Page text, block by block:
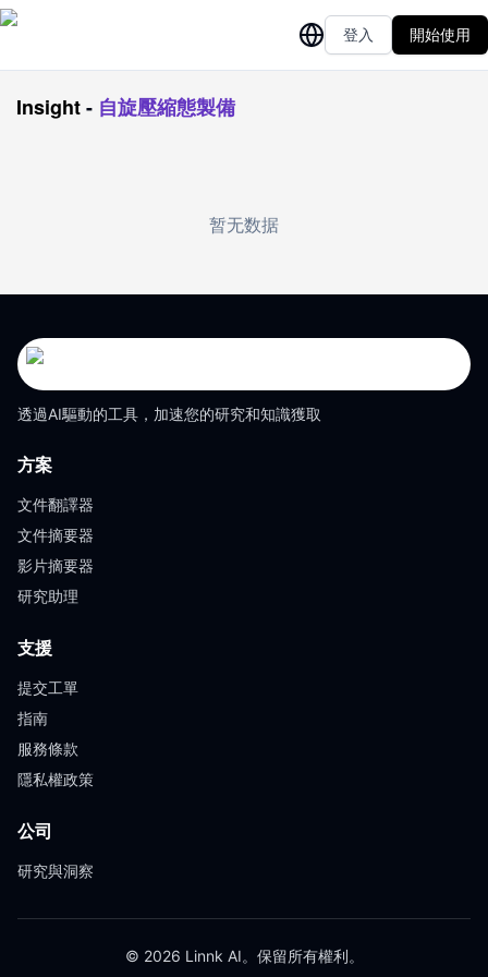
登入 開始使用
Insight- 自旋壓縮態製備
暂无数据
透過AI驅動的工具，加速您的研究和知識獲取
方案
文件翻譯器
文件摘要器
影片摘要器
研究助理
支援
提交工單
指南
服務條款
隱私權政策
公司
研究與洞察
© 2026 Linnk AI。保留所有權利。